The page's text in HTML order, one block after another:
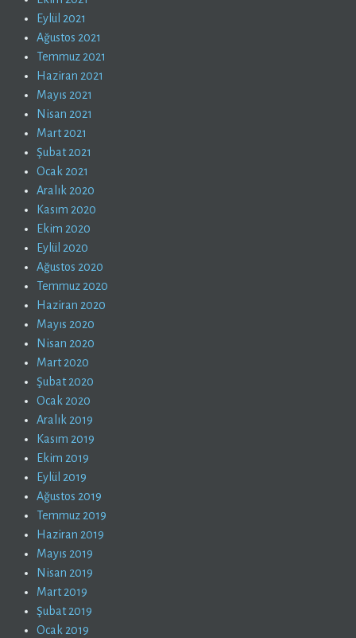
Eylül 2021
Ağustos 2021
Temmuz 2021
Haziran 2021
Mayıs 2021
Nisan 2021
Mart 2021
Şubat 2021
Ocak 2021
Aralık 2020
Kasım 2020
Ekim 2020
Eylül 2020
Ağustos 2020
Temmuz 2020
Haziran 2020
Mayıs 2020
Nisan 2020
Mart 2020
Şubat 2020
Ocak 2020
Aralık 2019
Kasım 2019
Ekim 2019
Eylül 2019
Ağustos 2019
Temmuz 2019
Haziran 2019
Mayıs 2019
Nisan 2019
Mart 2019
Şubat 2019
Ocak 2019